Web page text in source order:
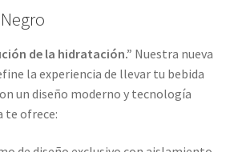
de la hidratación.” Nuestra nueva
la experiencia de llevar tu bebida
un diseño moderno y tecnología
te ofrece: